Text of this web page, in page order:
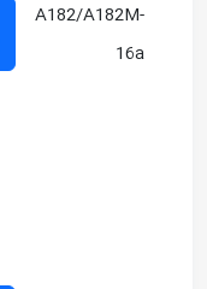
A182/A182M-
16a